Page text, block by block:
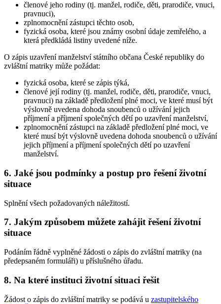
členové jeho rodiny (tj. manžel, rodiče, děti, prarodiče, vnuci,
pravnuci),
zplnomocnění zástupci těchto osob,
fyzická osoba, které jsou známy osobní údaje zemřelého, a
která předkládá listiny uvedené níže.
O zápis uzavření manželství státního občana České republiky do
zvláštní matriky může požádat:
fyzická osoba, které se zápis týká,
členové její rodiny (tj. manžel, rodiče, děti, prarodiče, vnuci,
pravnuci) na základě předložení plné moci, ve které musí být
výslovně uvedena dohoda snoubenců o užívání jejich
příjmení a příjmení společných dětí po uzavření manželství,
zplnomocnění zástupci na základě předložení plné moci, ve
které musí být výslovně uvedena dohoda snoubenců o užívání
jejich příjmení a příjmení společných dětí po uzavření
manželství.
6. Jaké jsou podmínky a postup pro řešení životní
situace
Splnění všech požadovaných náležitostí.
7. Jakým způsobem můžete zahájit řešení životní
situace
Podáním řádně vyplněné žádosti o zápis do zvláštní matriky (na
předepsaném formuláři) u příslušného úřadu.
8. Na které instituci životní situaci řešit
Žádost o zápis do zvláštní matriky se podává u zastupitelského